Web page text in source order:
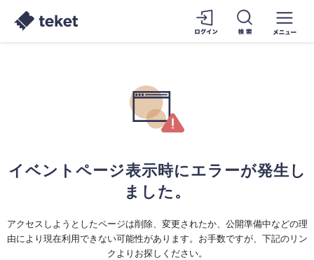
イベントページ表示時にエラーが発生し
ました。
アクセスしようとしたページは削除、変更されたか、公開準備中などの理
由により現在利用できない可能性があります。お手数ですが、下記のリン
クよりお探しください。